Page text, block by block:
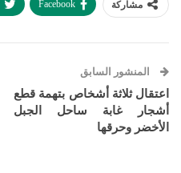
مشاركة Facebook
المنشور السابق
اعتقال ثلاثة أشخاص بتهمة قطع
أشجار غابة ساحل الجبل
الأخضر وحرقها